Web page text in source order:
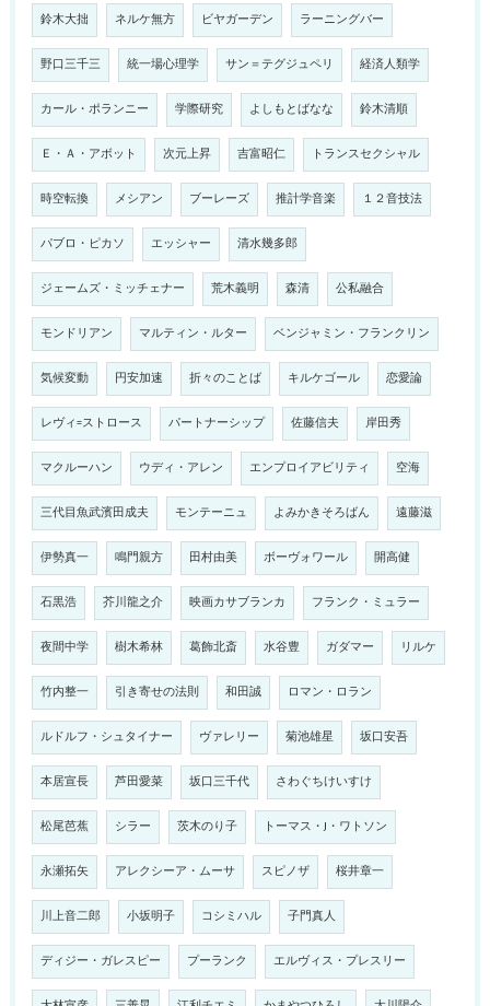
鈴木大拙 ネルケ無方 ビヤガーデン ラーニングバー
野口三千三 統一場心理学 サン＝テグジュペリ 経済人類学
カール・ポランニー 学際研究 よしもとばなな 鈴木清順
Ｅ・Ａ・アボット 次元上昇 吉富昭仁 トランスセクシャル
時空転換 メシアン ブーレーズ 推計学音楽 １２音技法
パブロ・ピカソ エッシャー 清水幾多郎
ジェームズ・ミッチェナー 荒木義明 森清 公私融合
モンドリアン マルティン・ルター ベンジャミン・フランクリン
気候変動 円安加速 折々のことば キルケゴール 恋愛論
レヴィ=ストロース パートナーシップ 佐藤信夫 岸田秀
マクルーハン ウディ・アレン エンプロイアビリティ 空海
三代目魚武濱田成夫 モンテーニュ よみかきそろばん 遠藤滋
伊勢真一 鳴門親方 田村由美 ボーヴォワール 開高健
石黒浩 芥川龍之介 映画カサブランカ フランク・ミュラー
夜間中学 樹木希林 葛飾北斎 水谷豊 ガダマー リルケ
竹内整一 引き寄せの法則 和田誠 ロマン・ロラン
ルドルフ・シュタイナー ヴァレリー 菊池雄星 坂口安吾
本居宣長 芦田愛菜 坂口三千代 さわぐちけいすけ
松尾芭蕉 シラー 茨木のり子 トーマス・J・ワトソン
永瀬拓矢 アレクシーア・ムーサ スピノザ 桜井章一
川上音二郎 小坂明子 コシミハル 子門真人
ディジー・ガレスピー プーランク エルヴィス・プレスリー